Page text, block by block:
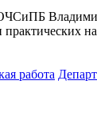
работа